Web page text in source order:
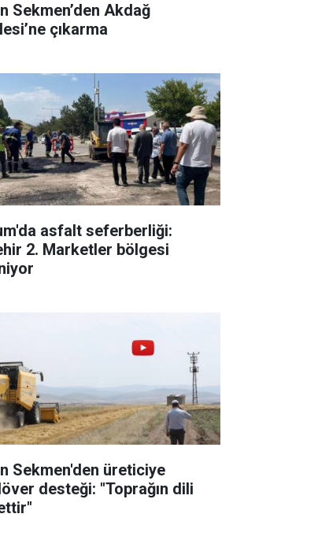
Sekmen’den Akdağ
çıkarma
asfalt seferberliği:
2. Marketler bölgesi
Sekmen'den üreticiye
desteği: "Toprağın dili